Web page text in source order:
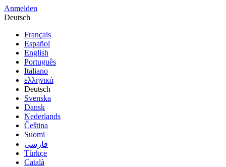
Anmelden
Deutsch
Français
Español
English
Português
Italiano
ελληνικά
Deutsch
Svenska
Dansk
Nederlands
Čeština
Suomi
فارسى
Türkçe
Català